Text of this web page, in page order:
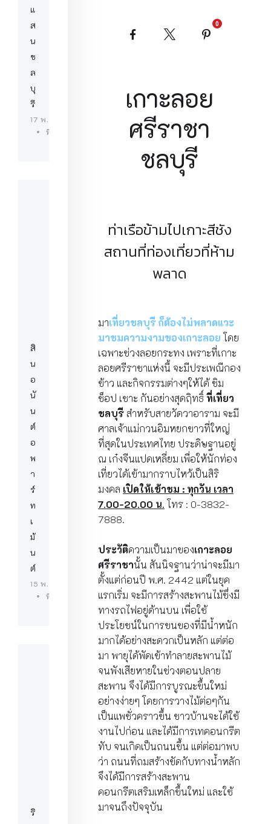
แ
ส
น
ช
ล
บุ
รี
17 พ.ค. 69
ที่พักบางแสน
สิ
น
อ
นั
น
ต์
อ
พ
า
ร์
ท
เ
ม้
น
ต์
15 พ.ค. 69
ที่พักบางแสน
ริ
Facebook
0
เกาะลอย
ศรีราชา
ชลบุรี
ท่าเรือข้ามไปเกาะสีชัง
สถานที่ท่องเที่ยวที่ห้าม
พลาด
มาเที่ยวชลบุรี ก็ต้องไม่พลาดแวะ
มาชมความงามของเกาะลอย โดย
เฉพาะช่วงลอยกระทง เพราะที่เกาะ
ลอยศรีราชาแห่งนี้ จะมีประเพณีกอง
ข้าว และกิจกรรมต่างๆให้ได้ ชิม
ช็อป เชาะ กันอย่างสุดฤิทธิ์ที่เที่ยว
ชลบุรี สำหรับสายวัดวาอาราม จะมี
ศาลเจ้าแม่กวนอิมหยกขาวที่ใหญ่
ที่สุดในประเทศไทย ประดิษฐานอยู่
ณ เก๋งจีนแปดเหลี่ยม เพื่อให้นักท่อง
เที่ยวได้เข้ามากราบไหว้เป็นสิริ
มงคล เปิดให้เข้าชม : ทุกวัน เวลา
7.00-20.00 น. โทร : 0-3832-
7888.
ประวัติความเป็นมาของเกาะลอย
ศรีราชานั้น สันนิจฐานว่าน่าจะมีมา
ตั้งแต่ก่อนปี พ.ศ. 2442 แต่ในยุค
แรกเริ่ม จะมีการสร้างสะพานไม้ซึ่งมี
ทางรถไฟอยู่ด้านบน เพื่อใช้
ประโยชน์ในการขนของที่มีน้ำหนัก
มากได้อย่างสะดวกเป็นหลัก แต่ต่อ
มา พายุได้พัดเข้าทำลายสะพานไม้
จนพังเสียหายในช่วงตอนปลาย
สะพาน จึงได้มีการบูรณะขึ้นใหม่
อย่างง่ายๆ โดยการวางไม้ต่อๆกัน
เป็นแพชั่วคราวขึ้น ชาวบ้านจะได้ใช้
งานไปก่อน และได้มีการเทคอนกรีต
ทับ จนเกิดเป็นถนนขึ้น แต่ต่อมาพบ
ว่า ถนนที่ถมสร้างขัดกับทางน้ำหลัก
จึงได้มีการสร้างสะพาน
คอนกรีตเสริมเหล็กขึ้นใหม่ และใช้
มาจนถึงปัจจุบัน